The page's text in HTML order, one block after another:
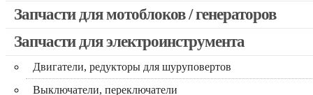
Запчасти для мотокос Stihl / Husqvarna / Oleo-mac / Echo и
Запчасти для мотоблоков / генераторов
Запчасти для электроинструмента
Двигатели, редукторы для шуруповертов
Выключатели, переключатели